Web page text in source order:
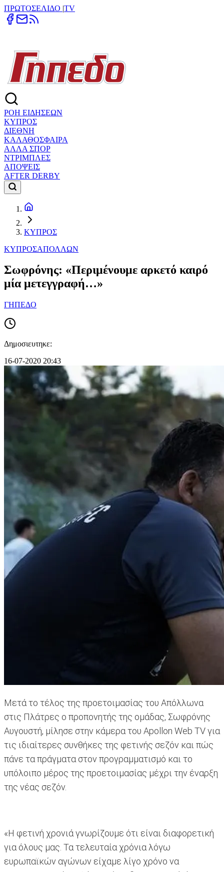
ΠΡΩΤΟΣΕΛΙΔΟ |TV
ΡΟΗ ΕΙΔΗΣΕΩΝ
ΚΥΠΡΟΣ
ΔΙΕΘΝΗ
ΚΑΛΑΘΟΣΦΑΙΡΑ
ΑΛΛΑ ΣΠΟΡ
ΝΤΡΙΜΠΛΕΣ
ΑΠΟΨΕΙΣ
AFTER DERBY
ΚΥΠΡΟΣ
ΚΥΠΡΟΣΑΠΟΛΛΩΝ
Σωφρόνης: «Περιμένουμε αρκετό καιρό
μία μετεγγραφή…»
ΓΗΠΕΔΟ
Δημοσιευτηκε:
16-07-2020 20:43
Μετά το τέλος της προετοιμασίας του Απόλλωνα
στις Πλάτρες ο προπονητής της ομάδας, Σωφρόνης
Αυγουστή, μίλησε στην κάμερα του Apollon Web TV για
τις ιδιαίτερες συνθήκες της φετινής σεζόν και πώς
πάνε τα πράγματα στον προγραμματισμό και το
υπόλοιπο μέρος της προετοιμασίας μέχρι την έναρξη
της νέας σεζόν.
«Η φετινή χρονιά γνωρίζουμε ότι είναι διαφορετική
για όλους μας. Τα τελευταία χρόνια λόγω
ευρωπαϊκών αγώνων είχαμε λίγο χρόνο να